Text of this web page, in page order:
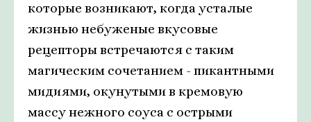
которые возникают, когда усталые
жизнью небуженые вкусовые
рецепторы встречаются с таким
магическим сочетанием - пикантными
мидиями, окунутыми в кремовую
массу нежного соуса с острыми